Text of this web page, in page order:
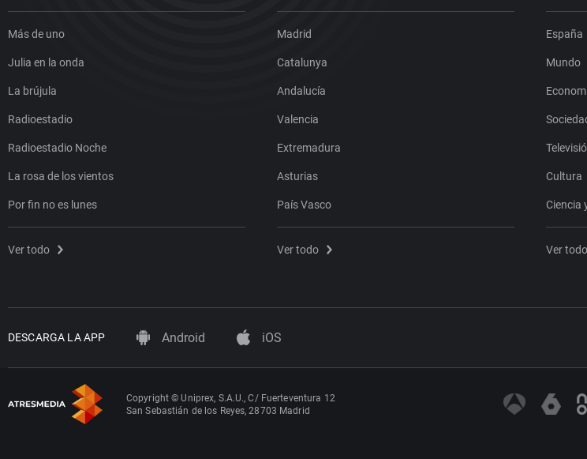
Más de uno
Julia en la onda
La brújula
Radioestadio
Radioestadio Noche
La rosa de los vientos
Por fin no es lunes
Ver todo
Madrid
Catalunya
Andalucía
Valencia
Extremadura
Asturias
País Vasco
Ver todo
España
Mundo
Cultura
Ciencia
Ver todo
DESCARGA LA APP Android iOS
Copyright © Uniprex, S.A.U., C/ Fuerteventura 12
San Sebastián de los Reyes, 28703 Madrid